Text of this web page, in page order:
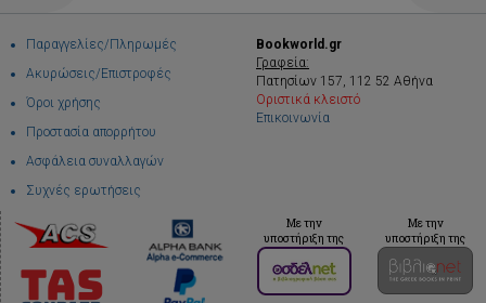
Παραγγελίες/Πληρωμές
Ακυρώσεις/Επιστροφές
Όροι χρήσης
Προστασία απορρήτου
Ασφάλεια συναλλαγών
Συχνές ερωτήσεις
Bookworld.gr
Γραφεία:
Πατησίων 157, 112 52 Αθήνα
Οριστικά κλειστό
Επικοινωνία
Με την
υποστήριξη της
Με την
υποστήριξη της